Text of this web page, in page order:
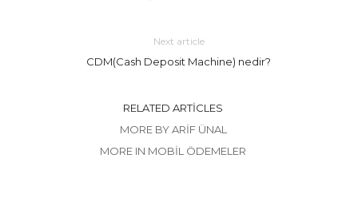
Next article
CDM(Cash Deposit Machine) nedir?
RELATED ARTICLES
MORE BY ARIF ÜNAL
MORE IN MOBIL ÖDEMELER